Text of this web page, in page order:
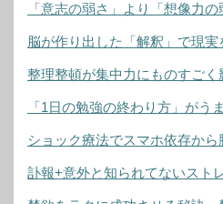
「意志の弱さ」より「想像力
脳が作り出した「解釈」で現実
整理整頓が集中力にものすごく
「1日の勉強の終わり方」がう
ショック療法でスマホ依存から
訃報+意外と知られてないスト